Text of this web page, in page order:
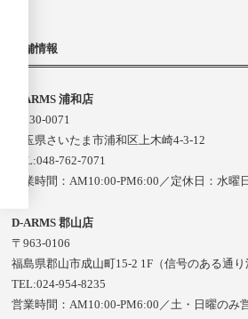
店舗情報
D-ARMS 浦和店
〒330-0071
埼玉県さいたま市浦和区上木崎4-3-12
TEL:048-762-7071
営業時間：AM10:00-PM6:00／定休日：水曜日
D-ARMS 郡山店
〒963-0106
福島県郡山市成山町15-2 1F（信号のある通り
TEL:024-954-8235
営業時間：AM10:00-PM6:00／土・日曜のみ